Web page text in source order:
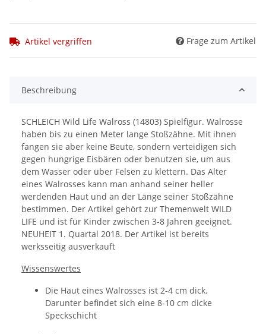
Artikel vergriffen Frage zum Artikel
Beschreibung
SCHLEICH Wild Life Walross (14803) Spielfigur. Walrosse
haben bis zu einen Meter lange Stoßzähne. Mit ihnen
fangen sie aber keine Beute, sondern verteidigen sich
gegen hungrige Eisbären oder benutzen sie, um aus
dem Wasser oder über Felsen zu klettern. Das Alter
eines Walrosses kann man anhand seiner heller
werdenden Haut und an der Länge seiner Stoßzähne
bestimmen. Der Artikel gehört zur Themenwelt WILD
LIFE und ist für Kinder zwischen 3-8 Jahren geeignet.
NEUHEIT 1. Quartal 2018. Der Artikel ist bereits
werksseitig ausverkauft
Wissenswertes
Die Haut eines Walrosses ist 2-4 cm dick.
Darunter befindet sich eine 8-10 cm dicke
Speckschicht